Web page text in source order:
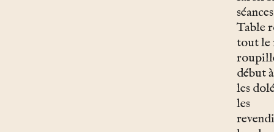
Table
tout le
début
les
les